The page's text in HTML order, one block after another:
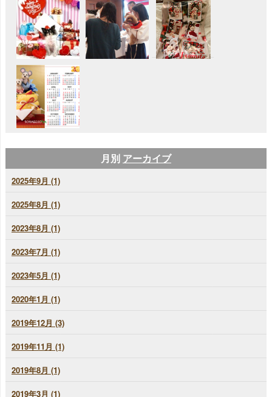
月別 アーカイブ
2025年9月 (1)
2025年8月 (1)
2023年8月 (1)
2023年7月 (1)
2023年5月 (1)
2020年1月 (1)
2019年12月 (3)
2019年11月 (1)
2019年8月 (1)
2019年3月 (1)